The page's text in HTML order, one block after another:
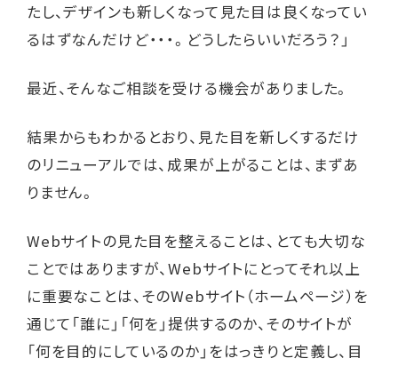
たし、デザインも新しくなって見た目は良くなってい
るはずなんだけど・・・。どうしたらいいだろう？」
最近、そんなご相談を受ける機会がありました。
結果からもわかるとおり、見た目を新しくするだけ
のリニューアルでは、成果が上がることは、まずあ
りません。
Webサイトの見た目を整えることは、とても大切な
ことではありますが、Webサイトにとってそれ以上
に重要なことは、そのWebサイト（ホームページ）を
通じて「誰に」「何を」提供するのか、そのサイトが
「何を目的にしているのか」をはっきりと定義し、目